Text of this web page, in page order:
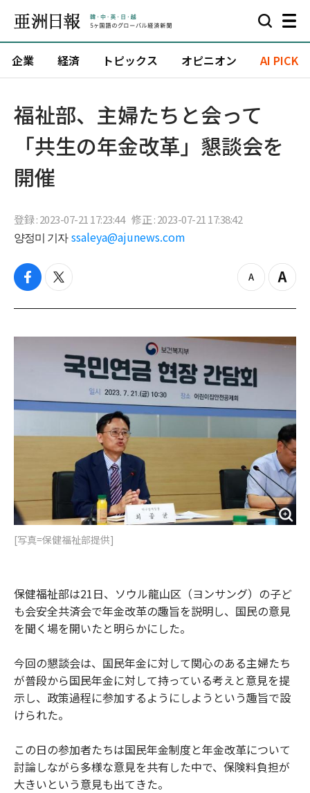
企業 経済 トピックス オピニオン AI PICK
福祉部、主婦たちと会って
「共生の年金改革」懇談会を
開催
登録 : 2023-07-21 17:23:44 修正 : 2023-07-21 17:38:42
양정미 기자 ssaleya@ajunews.com
f
c
b
t
i
t
z
o
o
Z
o
i
n
[写真=保健福祉部提供]
保健福祉部は21日、ソウル龍山区（ヨンサング）の子ど
も会安全共済会で年金改革の趣旨を説明し、国民の意見
を聞く場を開いたと明らかにした。
今回の懇談会は、国民年金に対して関心のある主婦たち
が普段から国民年金に対して持っている考えと意見を提
示し、政策過程に参加するようにしようという趣旨で設
けられた。
この日の参加者たちは国民年金制度と年金改革について
討論しながら多様な意見を共有した中で、保険料負担が
大きいという意見も出てきた。